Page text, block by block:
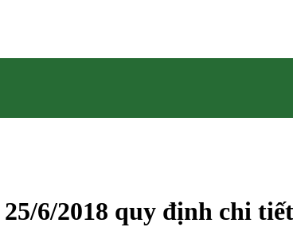
6/2018 quy định chi